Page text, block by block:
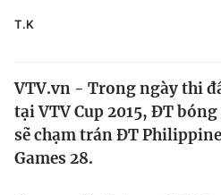
Chân dung
Sự kiện
T.K
VTV.vn - Trong ngày thi
tại VTV Cup 2015, ĐT
sẽ chạm trán ĐT
Games 28.